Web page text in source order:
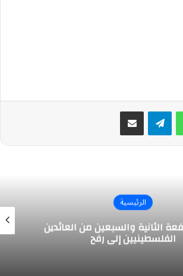
واتسابتيلقرام مشاركة عبر البريد
الرئيسية
الثانية والسبعين من العائدين
الفلسطينيين إلى رفح